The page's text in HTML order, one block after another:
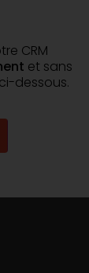
CRM
et sans
dessous.